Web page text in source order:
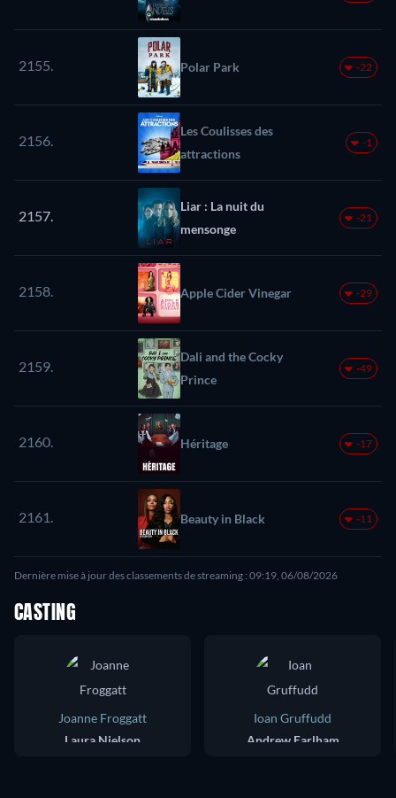
2155. Polar Park -22
2156.
Les Coulisses des
attractions
-1
2157.
Liar : La nuit du
mensonge
-21
2158. Apple Cider Vinegar -29
2159.
Dali and the Cocky
Prince
-49
2160. Héritage -17
2161. Beauty in Black -11
Dernière mise à jour des classements de streaming : 09:19, 06/08/2026
CASTING
Joanne Froggatt
Laura Nielson
Ioan Gruffudd
Andrew Earlham